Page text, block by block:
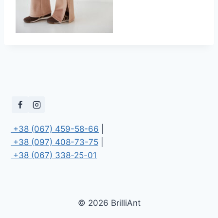
+38 (067) 459-58-66
+38 (097) 408-73-75
+38 (067) 338-25-01
© 2026 BrilliAnt